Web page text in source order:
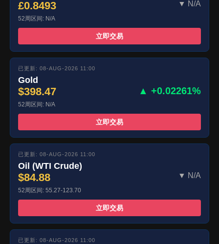
£0.8493 ▼ N/A
52周区间: N/A
立即交易
已更新: 08-AUG-2026 11:00
Gold
$398.47 ▲ +0.02261%
52周区间: N/A
立即交易
已更新: 08-AUG-2026 11:00
Oil (WTI Crude)
$84.88 ▼ N/A
52周区间: 55.27-123.70
立即交易
已更新: 08-AUG-2026 11:00